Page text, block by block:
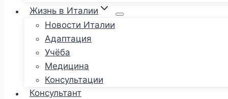
Жизнь в Италии
Новости Италии
Адаптация
Учёба
Медицина
Консультации
Консультант